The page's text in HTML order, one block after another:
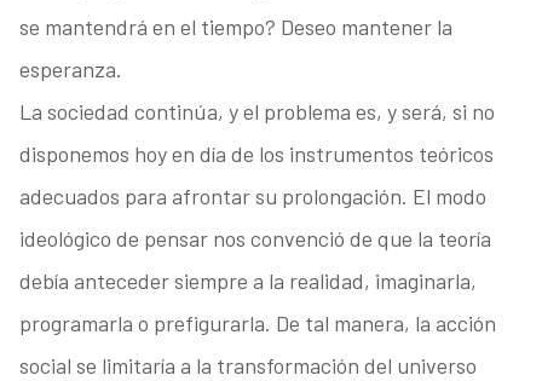
se mantendrá en el tiempo? Deseo mantener la
esperanza.
La sociedad continúa, y el problema es, y será, si no
disponemos hoy en día de los instrumentos teóricos
adecuados para afrontar su prolongación. El modo
ideológico de pensar nos convenció de que la teoría
debía anteceder siempre a la realidad, imaginarla,
programarla o prefigurarla. De tal manera, la acción
social se limitaría a la transformación del universo